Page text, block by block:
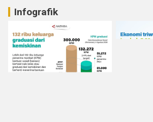
Infografik